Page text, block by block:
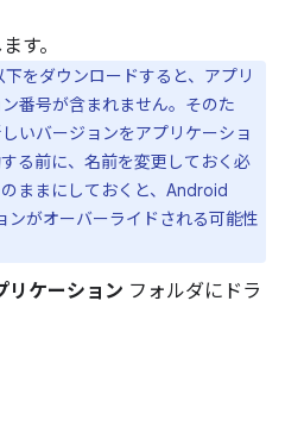
す。
をダウンロードすると、アプリ
番号が含まれません。そのた
いバージョンをアプリケーショ
る前に、名前を変更しておく必
ままにしておくと、Android
がオーバーライドされる可能性
リケーション フォルダにドラ